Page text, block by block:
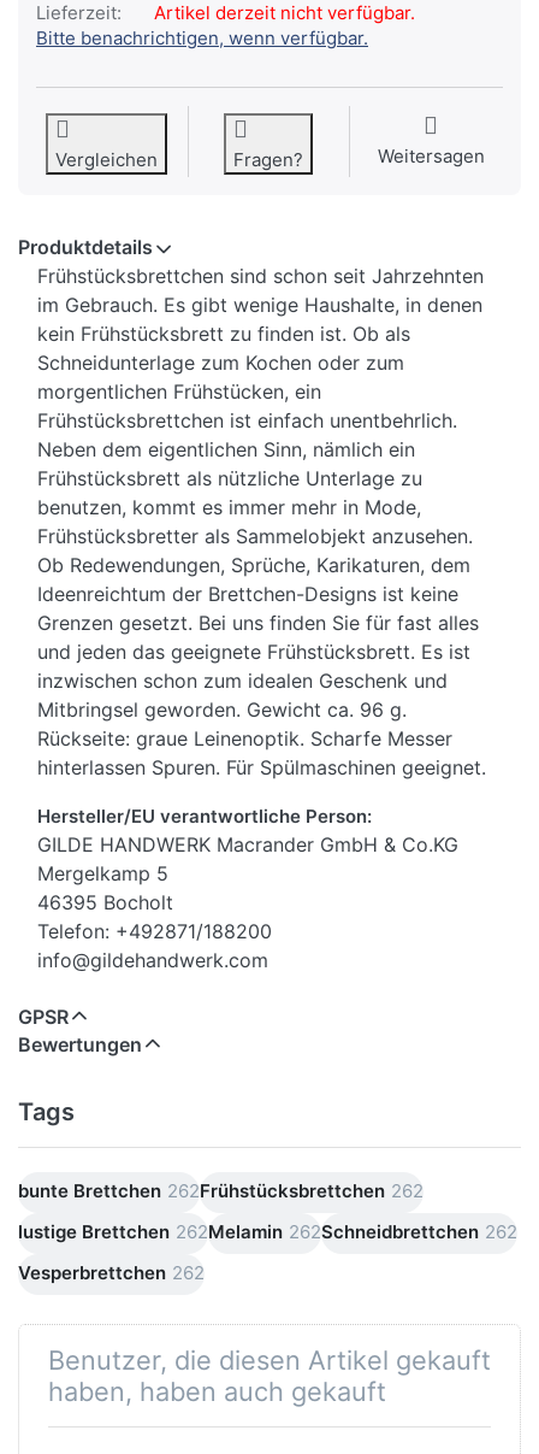
Lieferzeit:
Artikel derzeit nicht verfügbar.
Bitte benachrichtigen, wenn verfügbar.
Vergleichen Fragen? Weitersagen
Produktdetails
Frühstücksbrettchen sind schon seit Jahrzehnten
im Gebrauch. Es gibt wenige Haushalte, in denen
kein Frühstücksbrett zu finden ist. Ob als
Schneidunterlage zum Kochen oder zum
morgentlichen Frühstücken, ein
Frühstücksbrettchen ist einfach unentbehrlich.
Neben dem eigentlichen Sinn, nämlich ein
Frühstücksbrett als nützliche Unterlage zu
benutzen, kommt es immer mehr in Mode,
Frühstücksbretter als Sammelobjekt anzusehen.
Ob Redewendungen, Sprüche, Karikaturen, dem
Ideenreichtum der Brettchen-Designs ist keine
Grenzen gesetzt. Bei uns finden Sie für fast alles
und jeden das geeignete Frühstücksbrett. Es ist
inzwischen schon zum idealen Geschenk und
Mitbringsel geworden. Gewicht ca. 96 g.
Rückseite: graue Leinenoptik. Scharfe Messer
hinterlassen Spuren. Für Spülmaschinen geeignet.
Hersteller/EU verantwortliche Person:
GILDE HANDWERK Macrander GmbH & Co.KG
Mergelkamp 5
46395 Bocholt
Telefon: +492871/188200
info@gildehandwerk.com
GPSR
Bewertungen
Tags
bunte Brettchen 262Frühstücksbrettchen 262
lustige Brettchen 262Melamin 262Schneidbrettchen 262
Vesperbrettchen 262
Benutzer, die diesen Artikel gekauft
haben, haben auch gekauft